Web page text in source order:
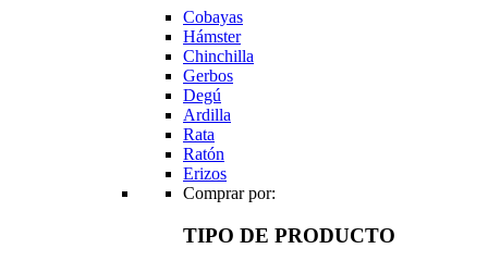
Cobayas
Hámster
Chinchilla
Gerbos
Degú
Ardilla
Rata
Ratón
Erizos
Comprar por:
TIPO DE PRODUCTO